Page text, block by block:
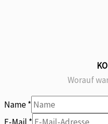
Worauf
Name*